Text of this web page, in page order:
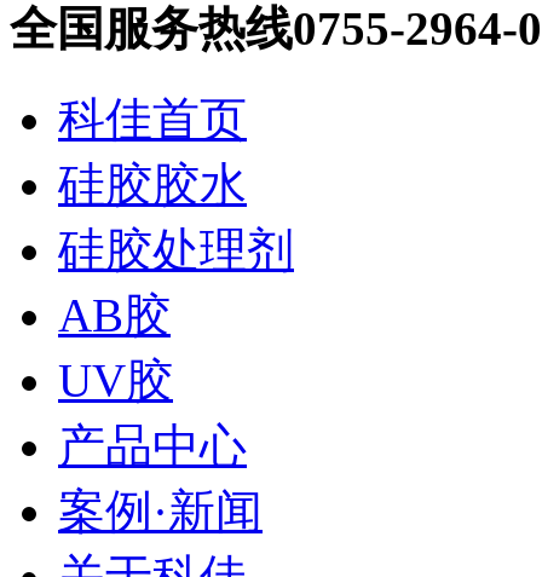
全国服务热线0755-2964-
科佳首页
硅胶胶水
硅胶处理剂
AB胶
UV胶
产品中心
案例·新闻